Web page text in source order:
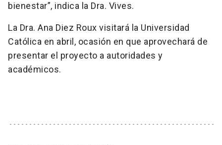
bienestar”, indica la Dra. Vives.
La Dra. Ana Diez Roux visitará la Universidad
Católica en abril, ocasión en que aprovechará de
presentar el proyecto a autoridades y
académicos.